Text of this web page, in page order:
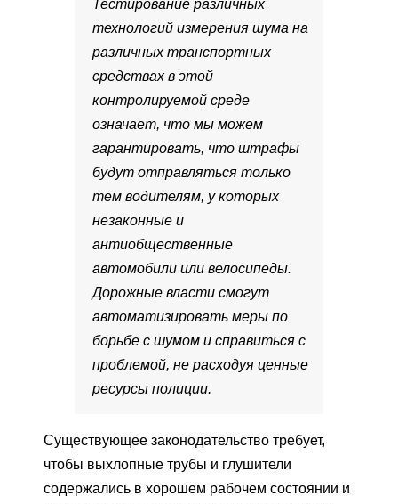
Тестирование различных
технологий измерения шума на
различных транспортных
средствах в этой
контролируемой среде
означает, что мы можем
гарантировать, что штрафы
будут отправляться только
тем водителям, у которых
незаконные и
антиобщественные
автомобили или велосипеды.
Дорожные власти смогут
автоматизировать меры по
борьбе с шумом и справиться с
проблемой, не расходуя ценные
ресурсы полиции.
Существующее законодательство требует,
чтобы выхлопные трубы и глушители
содержались в хорошем рабочем состоянии и